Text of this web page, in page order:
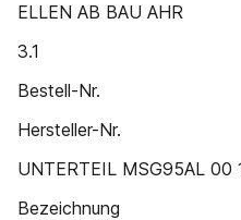
ELLEN AB BAU AHR
3.1
Bestell-Nr.
Hersteller-Nr.
UNTERTEIL MSG95AL 00
Bezeichnung